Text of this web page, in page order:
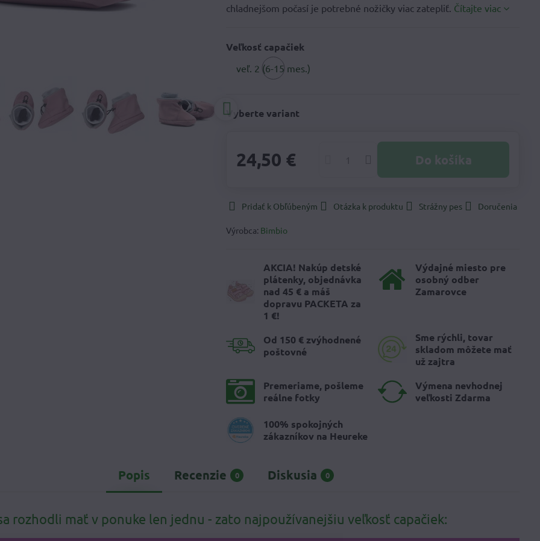
chladnejšom počasí je potrebné nožičky viac zatepliť. Čítajte viac
Veľkosť capačiek
veľ. 2 (6-15 mes.)
Vyberte variant
24,50 € Do košíka
Pridať k Obľúbeným Otázka k produktu Strážny pes Doručenia
Výrobca: Bimbio
AKCIA! Nakúp detské
plátenky, objednávka
nad 45 € a máš
dopravu PACKETA za
1 €!
Výdajné miesto pre
osobný odber
Zamarovce
Od 150 € zvýhodnené
poštovné
Sme rýchli, tovar
skladom môžete mať
už zajtra
Premeriame, pošleme
reálne fotky
Výmena nevhodnej
veľkosti Zdarma
100% spokojných
zákazníkov na Heureke
Popis Recenzie 0 Diskusia 0
rozhodli mať v ponuke len jednu - zato najpoužívanejšiu veľkosť capačiek: